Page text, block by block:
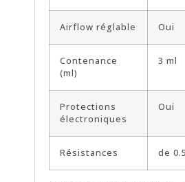
Airflow réglable Oui
Contenance
(ml)
3 ml
Protections
électroniques
Oui
Résistances de